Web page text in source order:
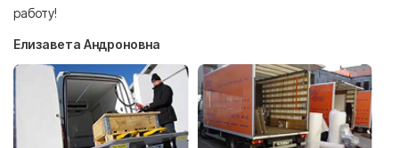
работу!
Елизавета Андроновна